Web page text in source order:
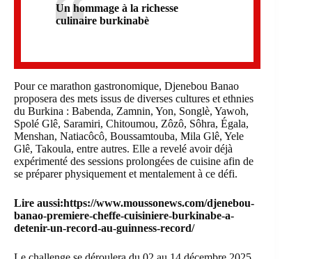
Un hommage à la richesse
culinaire burkinabè
Pour ce marathon gastronomique, Djenebou Banao
proposera des mets issus de diverses cultures et ethnies
du Burkina : Babenda, Zamnin, Yon, Songlè, Yawoh,
Spolé Glê, Saramiri, Chitoumou, Zôzô, Sôhra, Égala,
Menshan, Natiacôcô, Boussamtouba, Mila Glê, Yele
Glê, Takoula, entre autres. Elle a revelé avoir déjà
expérimenté des sessions prolongées de cuisine afin de
se préparer physiquement et mentalement à ce défi.
Lire aussi:https://www.moussonews.com/djenebou-
banao-premiere-cheffe-cuisiniere-burkinabe-a-
detenir-un-record-au-guinness-record/